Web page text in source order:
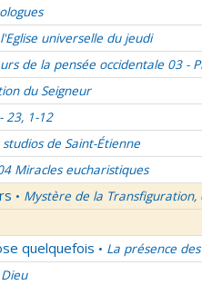
universelle du jeudi
de la pensée occidentale 03 -
du Seigneur
23, 1-12
de Saint-Étienne
Miracles eucharistiques
• Mystère de la Transfiguration,
quelquefois • La présence